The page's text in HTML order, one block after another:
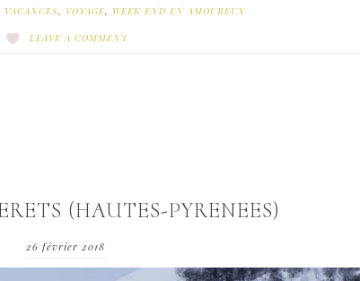
VACANCES, VOYAGE, WEEK END EN AMOUREUX
LEAVE A COMMENT
(HAUTES-PYRENEES)
26 février 2018